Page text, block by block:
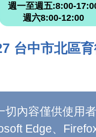
週一至週五:8:00-
週六8:00-12:00
台中市北區
內容僅供使用
Edge、